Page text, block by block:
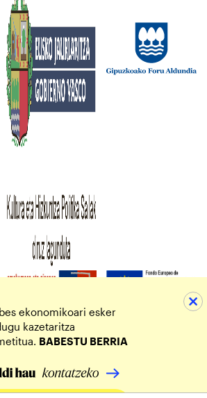
ekonomikoari esker
kazetaritza
BABESTU BERRIA